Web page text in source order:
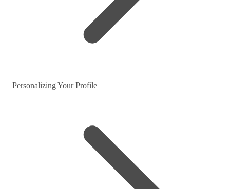
Personalizing Your Profile